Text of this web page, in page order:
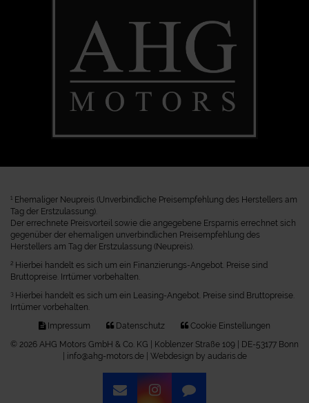
1
Ehemaliger Neupreis (Unverbindliche Preisempfehlung des Herstellers am
Tag der Erstzulassung).
Der errechnete Preisvorteil sowie die angegebene Ersparnis errechnet sich
gegenüber der ehemaligen unverbindlichen Preisempfehlung des
Herstellers am Tag der Erstzulassung (Neupreis).
2 Hierbei handelt es sich um ein Finanzierungs-Angebot. Preise sind
Bruttopreise. Irrtümer vorbehalten.
3 Hierbei handelt es sich um ein Leasing-Angebot. Preise sind Bruttopreise.
Irrtümer vorbehalten.
Impressum
Datenschutz
Cookie Einstellungen
© 2026 AHG Motors GmbH & Co. KG | Koblenzer Straße 109 | DE-53177 Bonn
| info@ahg-motors.de | Webdesign by audaris.de